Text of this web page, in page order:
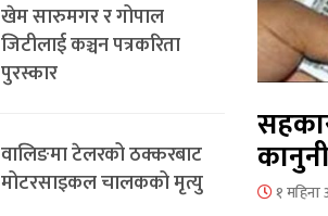
खेम सारुमगर र गोपाल
जिटीलाई कञ्चन पत्रकरिता
पुरस्कार
वालिङमा टेलरको ठक्करबाट
मोटरसाइकल चालकको मृत्यु
१ महिना